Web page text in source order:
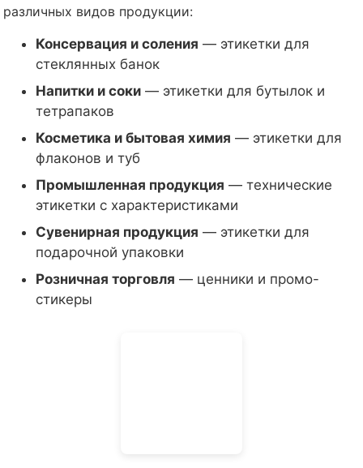
различных видов продукции:
Консервация и соления — этикетки для
стеклянных банок
Напитки и соки — этикетки для бутылок и
тетрапаков
Косметика и бытовая химия — этикетки для
флаконов и туб
Промышленная продукция — технические
этикетки с характеристиками
Сувенирная продукция — этикетки для
подарочной упаковки
Розничная торговля — ценники и промо-
стикеры